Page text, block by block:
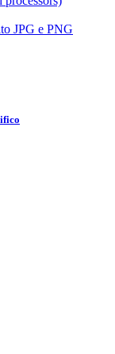
JPG e PNG